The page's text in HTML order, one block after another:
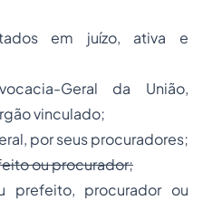
em juízo, ativa e
Geral da União,
vinculado;
por seus procuradores;
ou procurador;
prefeito, procurador ou